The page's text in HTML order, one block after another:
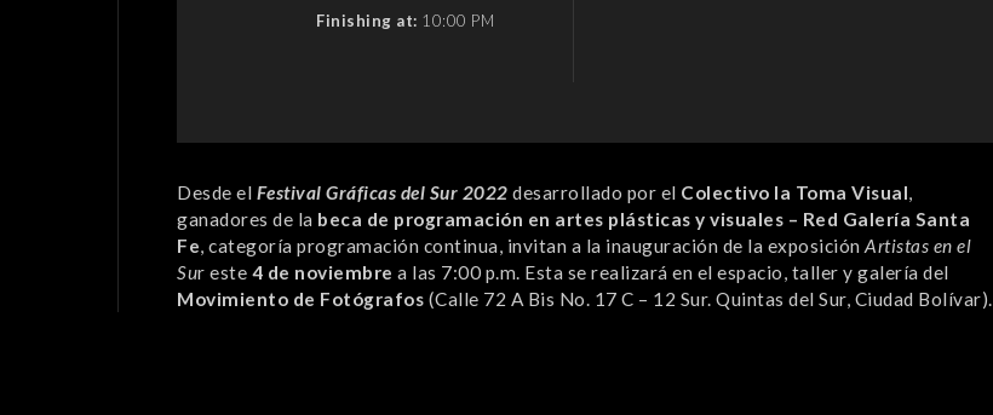
Finishing at: 10:00 PM
Desde el Festival Gráficas del Sur 2022 desarrollado por el Colectivo la Toma Visual,
ganadores de la beca de programación en artes plásticas y visuales – Red Galería Santa
Fe, categoría programación continua, invitan a la inauguración de la exposición Artistas en el
Sur este 4 de noviembre a las 7:00 p.m. Esta se realizará en el espacio, taller y galería del
Movimiento de Fotógrafos (Calle 72 A Bis No. 17 C – 12 Sur. Quintas del Sur, Ciudad Bolívar).